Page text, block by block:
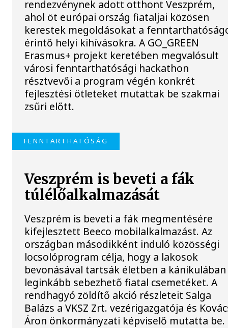
rendezvénynek adott otthont Veszprém,
ahol öt európai ország fiataljai közösen
kerestek megoldásokat a
érintő helyi kihívásokra. A GO_GREEN
Erasmus+ projekt keretében megvalósult
városi fenntarthatósági hackathon
résztvevői a program végén konkrét
fejlesztési ötleteket mutattak be szakmai
zsűri előtt.
FENNTARTHATÓSÁG
Veszprém is beveti a fák
túlélőalkalmazását
Veszprém is beveti a fák megmentésére
kifejlesztett Beeco mobilalkalmazást. Az
országban másodikként induló közösségi
locsolóprogram célja, hogy a lakosok
bevonásával tartsák életben a kánikulában
leginkább sebezhető fiatal csemetéket. A
rendhagyó zöldítő akció részleteit Salga
Balázs a VKSZ Zrt. vezérigazgatója és
Áron önkormányzati képviselő mutatta be.